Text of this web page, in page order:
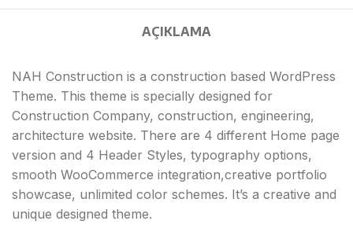
AÇIKLAMA
NAH Construction is a construction based WordPress
Theme. This theme is specially designed for
Construction Company, construction, engineering,
architecture website. There are 4 different Home page
version and 4 Header Styles, typography options,
smooth WooCommerce integration,creative portfolio
showcase, unlimited color schemes. It’s a creative and
unique designed theme.